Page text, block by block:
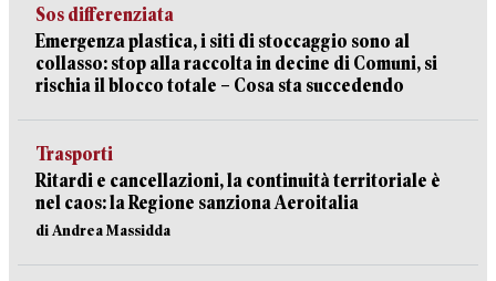
Sos differenziata
Emergenza plastica, i siti di stoccaggio sono al
collasso: stop alla raccolta in decine di Comuni, si
rischia il blocco totale – Cosa sta succedendo
Trasporti
Ritardi e cancellazioni, la continuità territoriale è
nel caos: la Regione sanziona Aeroitalia
di Andrea Massidda